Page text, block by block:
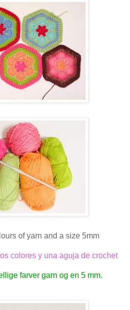
of yarn and a size 5mm
colores y una aguja de crochet
farver garn og en 5 mm.